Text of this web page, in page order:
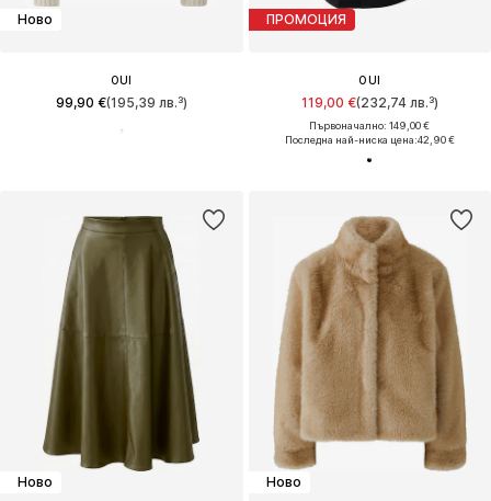
Ново
OUI
99,90 €(195,39 лв.³)
ПРОМОЦИЯ
OUI
119,00 €(232,74 лв.³)
Първоначално: 149,00 €
Последна най-ниска цена:42,90 €
Ново Ново